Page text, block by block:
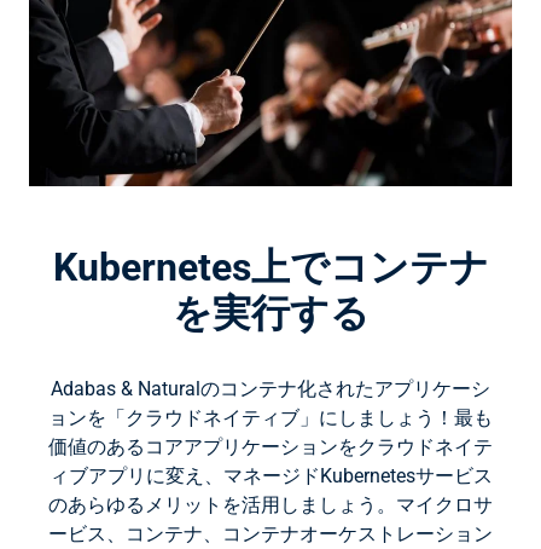
Kubernetes上でコンテナ
を実行する
Adabas & Naturalのコンテナ化されたアプリケーシ
ョンを「クラウドネイティブ」にしましょう！最も
価値のあるコアアプリケーションをクラウドネイテ
ィブアプリに変え、マネージドKubernetesサービス
のあらゆるメリットを活用しましょう。マイクロサ
ービス、コンテナ、コンテナオーケストレーション